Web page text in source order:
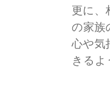
更に
の家
心や
きる